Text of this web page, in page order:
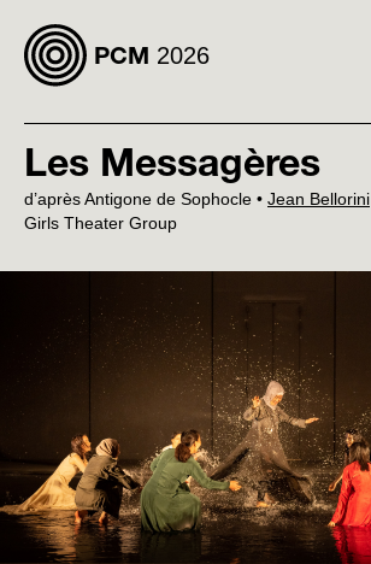
PCM 2026
Les Messagères
d’après Antigone de Sophocle • Jean Bellorini
Girls Theater Group